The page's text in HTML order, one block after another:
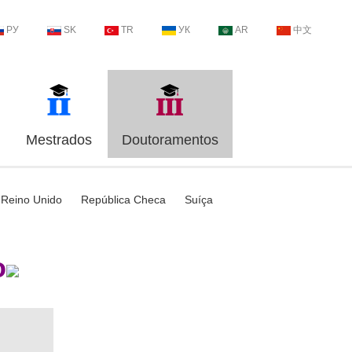
РУ SK TR УК AR 中文
Mestrados Doutoramentos
Reino Unido República Checa Suíça